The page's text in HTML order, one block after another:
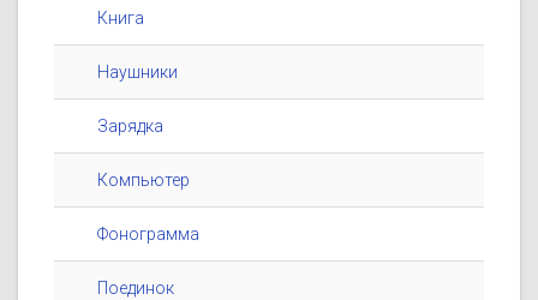
Книга
Наушники
Зарядка
Компьютер
Фонограмма
Поединок